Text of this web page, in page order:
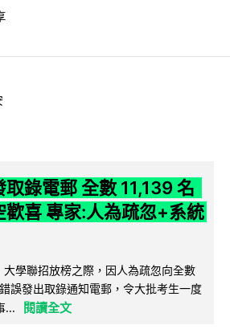
錄電郵 全數 11,139 名
歡喜 專家:人為疏忽+系統
學聯招放榜之際，因人為疏忽向全數
誤發出取錄通知電郵，令大批考生一度
...
閱讀全文